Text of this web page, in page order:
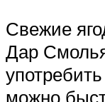
Свежие
Дар
можно